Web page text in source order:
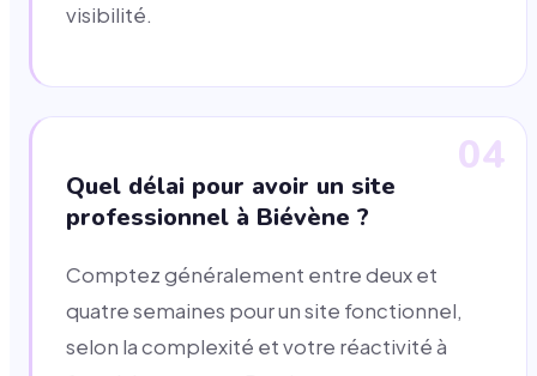
visibilité.
04
Quel délai pour avoir un site
professionnel à Biévène ?
Comptez généralement entre deux et
quatre semaines pour un site fonctionnel,
selon la complexité et votre réactivité à